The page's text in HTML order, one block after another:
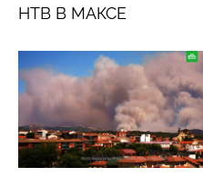
НТВ В МАКСЕ